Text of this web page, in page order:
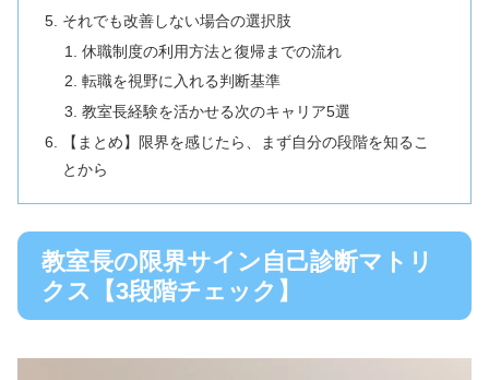
それでも改善しない場合の選択肢
休職制度の利用方法と復帰までの流れ
転職を視野に入れる判断基準
教室長経験を活かせる次のキャリア5選
【まとめ】限界を感じたら、まず自分の段階を知るこ
とから
教室長の限界サイン自己診断マトリ
クス【3段階チェック】